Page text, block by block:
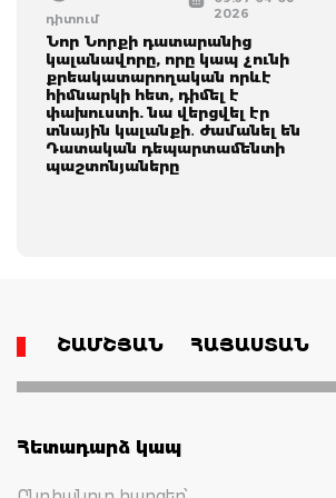
դիտում
2026
Նոր Նորքի դատարանից
կալանավորը, որը կապ չունի
քրեակատարողական որևէ
հիմնարկի հետ, դիմել է
փախուստի. նա վերցվել էր
տնային կալանքի․ ժամանել են
Դատական դեպարտամենտի
պաշտոնյաները
ՇԱՄՇՅԱՆ ՀԱՅԱՍՏԱՆ
Հետադարձ կապ